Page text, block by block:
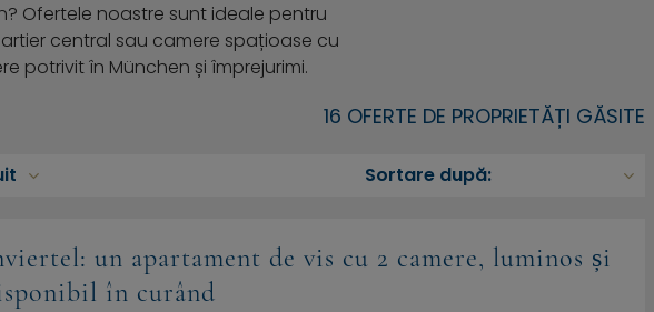
Ofertele noastre sunt ideale pentru
central sau camere spațioase cu
potrivit în München și împrejurimi.
16 OFERTE DE PROPRIETĂȚI GĂSITE
un apartament de vis cu 2 camere, luminos și
în curând